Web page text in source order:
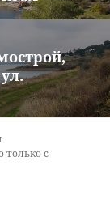
только с